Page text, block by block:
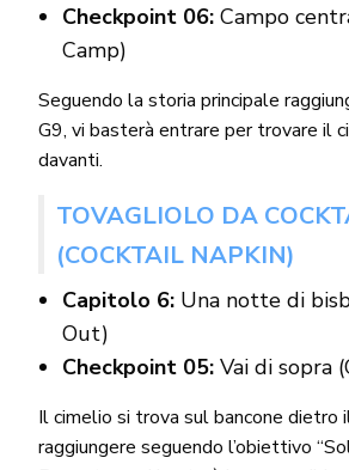
Checkpoint 06:Campo
Camp)
Seguendo la storia principale
G9, vi basterà entrare per trovare il
davanti.
TOVAGLIOLO DA
(COCKTAIL NAPKIN)
Capitolo 6:Una notte di
Out)
Checkpoint 05:Vai di sopra
Il cimelio si trova sul bancone dietro
raggiungere seguendo l’obiettivo